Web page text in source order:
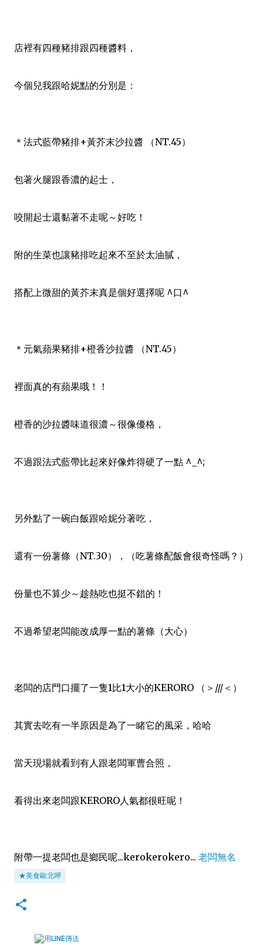
店裡有四種豬排跟四種醬料，
今個兒我跟哈妮點的分別是：
＊法式藍帶豬排+黃芥末沙拉醬 （NT.45）
包著火腿跟香濃的起士，
咬開起士還黏著不走呢～好吃！
附的生菜也讓豬排吃起來不至於太油膩，
搭配上微甜的黃芥末真是個好選擇呢 ^口^
＊元氣蘋果豬排+橙香沙拉醬 （NT.45）
裡面真的有蘋果哦！！
橙香的沙拉醬味道很濃～很像優格，
不過跟法式藍帶比起來好像炸得硬了一點 ^_^;
另外點了一碗白飯跟哈妮分著吃，
還有一份薯條（NT.30），（吃薯條配飯會很奇怪嗎？）
份量也不算少～趁熱吃也挺不錯的！
不過希望老闆能改成厚一點的薯條（大心）
老闆的店門口擺了一隻1比1大小的KERORO （＞///＜）
其實去吃有一半原因是為了一睹它的風采，哈哈
當天現場就看到有人跟老闆軍曹合照，
看得出來老闆跟KERORO人氣都很旺呢！
附帶一提老闆也是鄉民呢...kerokerokero... 老闆無名
★美食歐北呷